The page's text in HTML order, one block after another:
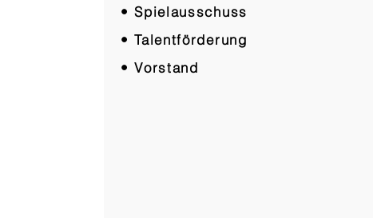
• Spielausschuss
• Talentförderung
• Vorstand